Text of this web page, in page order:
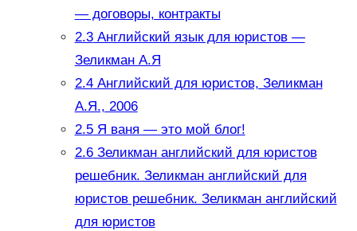
— договоры, контракты
2.3Английский язык для юристов —
Зеликман А.Я
2.4Английский для юристов, Зеликман
А.Я., 2006
2.5Я ваня — это мой блог!
2.6Зеликман английский для юристов
решебник. Зеликман английский для
юристов решебник. Зеликман английский
для юристов